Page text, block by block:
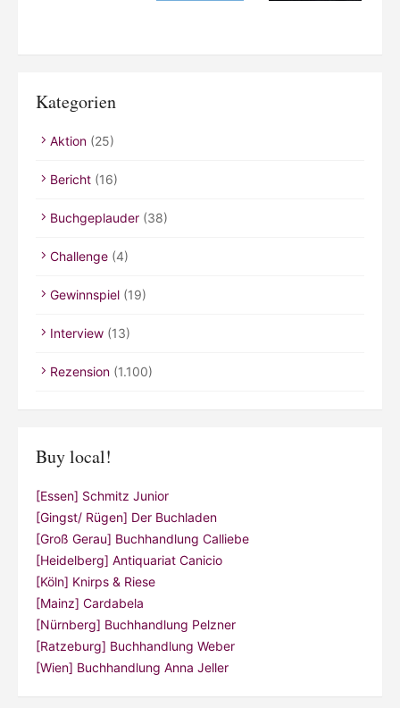
Kategorien
Aktion (25)
Bericht (16)
Buchgeplauder (38)
Challenge (4)
Gewinnspiel (19)
Interview (13)
Rezension (1.100)
Buy local!
[Essen] Schmitz Junior
[Gingst/ Rügen] Der Buchladen
[Groß Gerau] Buchhandlung Calliebe
[Heidelberg] Antiquariat Canicio
[Köln] Knirps & Riese
[Mainz] Cardabela
[Nürnberg] Buchhandlung Pelzner
[Ratzeburg] Buchhandlung Weber
[Wien] Buchhandlung Anna Jeller